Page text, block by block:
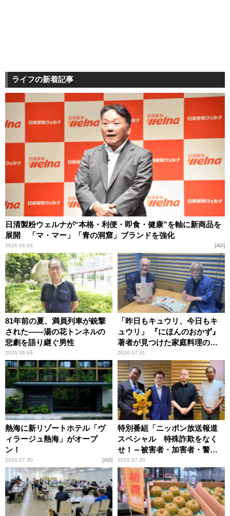
ライフの新着記事
日清製粉ウェルナが“本格・利便・即食・健康”を軸に新商品を
展開 「マ・マー」「青の洞窟」ブランドを強化
2026.08.06 AD
81年前の夏、満員列車が銃撃
された――湯の花トンネルの
悲劇を語り継ぐ男性
2026.08.06
「昨日もキュウリ、今日もキ
ュウリ」 『にほんのおかず』
著者が見つけた家庭料理の知
恵
2026.07.31
熱海に新リゾートホテル「ヴ
ィラージュ熱海」がオープ
ン！
2026.07.30 AD
特別番組「ニッポン放送報道
スペシャル 特殊詐欺をなく
せ！～被害者・加害者・警視
庁が語るトクリュウの実態
～」放送
2026.07.30